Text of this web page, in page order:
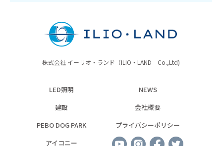
株式会社 イーリオ・ランド（ILIO・LAND Co.,Ltd)
LED照明
建設
PEBO DOG PARK
アイコニー
NEWS
会社概要
プライバシーポリシー